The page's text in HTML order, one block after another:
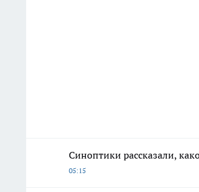
Синоптики рассказали,
05:15